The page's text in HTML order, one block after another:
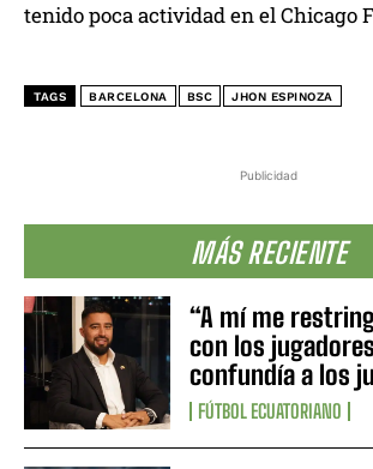
Publicidad
MÁS RECIENTE
“A mí me
con los
confundía a los
FÚTBOL ECUATORIANO
tenido poca actividad en el Chicago
TAGS BARCELONA BSC JHON ESPINOZA